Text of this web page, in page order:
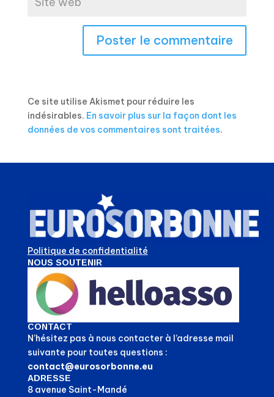
Ce site utilise Akismet pour réduire les
indésirables. En savoir plus sur la façon dont les
données de vos commentaires sont traitées.
Politique de confidentialité
NOUS SOUTENIR
CONTACT
N’hésitez pas à nous contacter à l’adresse mail
suivante pour toutes questions :
contact@eurosorbonne.eu
ADRESSE
8 avenue Saint-Mandé